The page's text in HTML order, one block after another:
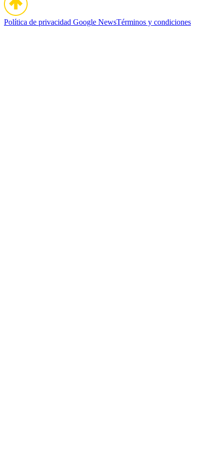
Política de privacidad Google NewsTérminos y condiciones